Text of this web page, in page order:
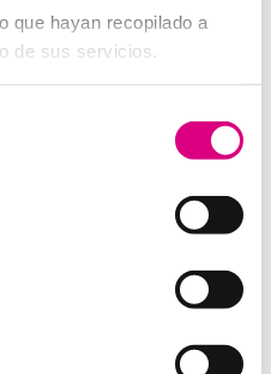
que hayan recopilado a
de sus servicios.
entienden que un
suponer una pérdida de
, con más de
de un equipo de
Antivirus y Seguridad,
garantías de un trabajo
system.com